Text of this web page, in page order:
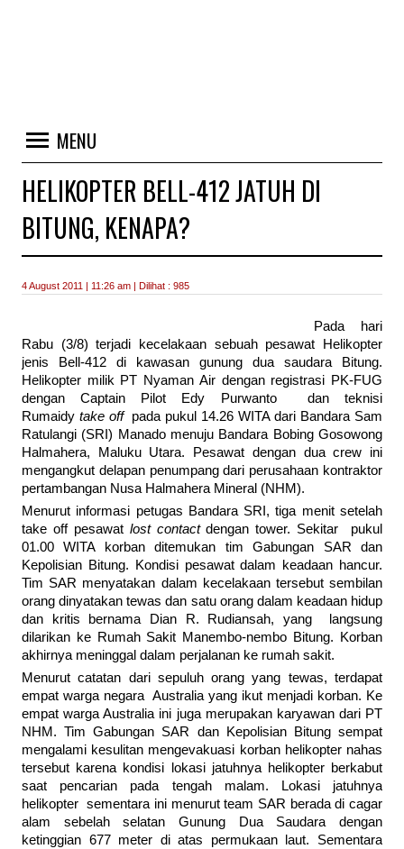
MENU
HELIKOPTER BELL-412 JATUH DI
BITUNG, KENAPA?
4 August 2011 | 11:26 am | Dilihat : 985
Pada hari
Rabu (3/8) terjadi kecelakaan sebuah pesawat Helikopter
jenis Bell-412 di kawasan gunung dua saudara Bitung.
Helikopter milik PT Nyaman Air dengan registrasi PK-FUG
dengan Captain Pilot Edy Purwanto dan teknisi
Rumaidy take off pada pukul 14.26 WITA dari Bandara Sam
Ratulangi (SRI) Manado menuju Bandara Bobing Gosowong
Halmahera, Maluku Utara. Pesawat dengan dua crew ini
mengangkut delapan penumpang dari perusahaan kontraktor
pertambangan Nusa Halmahera Mineral (NHM).
Menurut informasi petugas Bandara SRI, tiga menit setelah
take off pesawat lost contactdengan tower. Sekitar pukul
01.00 WITA korban ditemukan tim Gabungan SAR dan
Kepolisian Bitung. Kondisi pesawat dalam keadaan hancur.
Tim SAR menyatakan dalam kecelakaan tersebut sembilan
orang dinyatakan tewas dan satu orang dalam keadaan hidup
dan kritis bernama Dian R. Rudiansah, yang langsung
dilarikan ke Rumah Sakit Manembo-nembo Bitung. Korban
akhirnya meninggal dalam perjalanan ke rumah sakit.
Menurut catatan dari sepuluh orang yang tewas, terdapat
empat warga negara Australia yang ikut menjadi korban. Ke
empat warga Australia ini juga merupakan karyawan dari PT
NHM. Tim Gabungan SAR dan Kepolisian Bitung sempat
mengalami kesulitan mengevakuasi korban helikopter nahas
tersebut karena kondisi lokasi jatuhnya helikopter berkabut
saat pencarian pada tengah malam. Lokasi jatuhnya
helikopter sementara ini menurut team SAR berada di cagar
alam sebelah selatan Gunung Dua Saudara dengan
ketinggian 677 meter di atas permukaan laut. Sementara